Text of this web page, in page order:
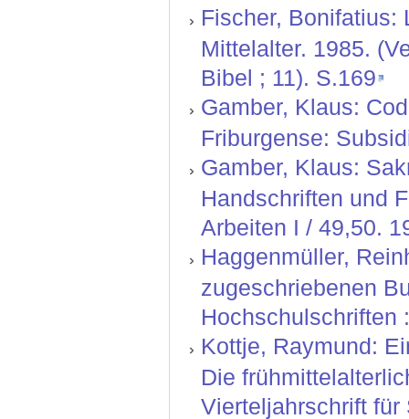
Fischer, Bonifatius:
Mittelalter. 1985.
Bibel ; 11). S.169
Gamber, Klaus:
Friburgense:
Gamber, Klaus:
Handschriften und
Arbeiten I / 49,50.
Haggenmüller,
zugeschriebenen
Hochschulschriften
Kottje, Raymund:
Die
Vierteljahrschrift für